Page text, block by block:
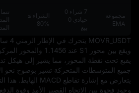
مجموعة
EMA
7 شراء 0
حيادي 0
بيع
الشراء ≥
%80